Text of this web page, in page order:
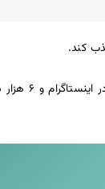
کند.
این شرکت لوازم‌ آرایشی با بودجه‌ی ۵ هزار دلار و بدون